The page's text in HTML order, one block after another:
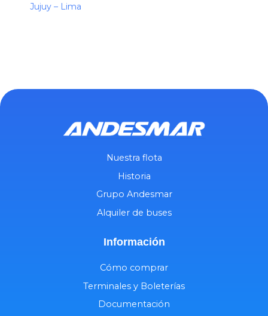
Jujuy – Lima
Nuestra flota
Historia
Grupo Andesmar
Alquiler de buses
Información
Cómo comprar
Terminales y Boleterías
Documentación